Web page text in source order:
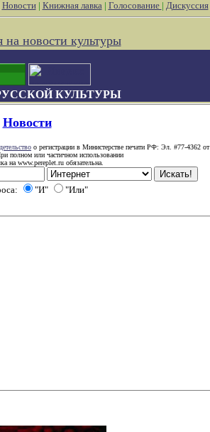
Новости| Книжная лавка| Голосование | Дискуссия
на новости культуры
КУЛЬТУРЫ
Новости
о регистрации в Министерстве печати РФ: Эл. #77-4362 от
полном или частичном использовании
на www.pereplet.ru обязательна.
"И" "Или"